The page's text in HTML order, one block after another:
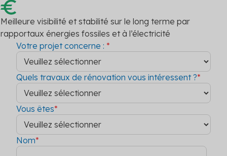
Meilleure visibilité et stabilité sur le long terme par
rapportaux énergies fossiles et à l’électricité
Votre projet concerne : *
Quels travaux de rénovation vous intéressent ?*
Vous êtes*
Nom*